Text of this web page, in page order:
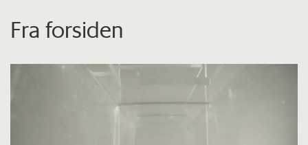
Fra forsiden